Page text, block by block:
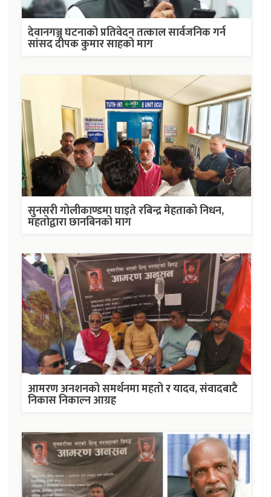
देवानगञ्ज घटनाको प्रतिवेदन तत्काल सार्वजनिक गर्न
सांसद दीपक कुमार साहको माग
सुनसरी गोलीकाण्डमा घाइते रबिन्द्र मेहताको निधन,
महतोद्वारा छानबिनको माग
आमरण अनशनको समर्थनमा महतो र यादव, संवादबाटै
निकास निकाल्न आग्रह